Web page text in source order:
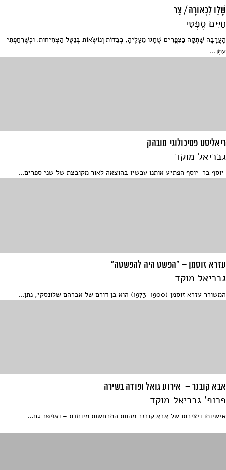
שָׁלֵו לִכְאוֹרָה / צַר
חַיִּים סֶפְטִי
הָעֲרָבָה שָׁתְקָה כַּצִּפֳּרִים שֶׁחָגוּ מֵעָלֶיהָ, כְּבֵדוֹת וְנוֹשְׂאוֹת בְּנֵטֶל הַצְּחִיחוּת. וּכְשֶׁרִחַפְתִּי
עִמָּן...
ריאליסט פסיכולוגי מובהק
גבריאל מוקד
יוסף בר-יוסף הפתיע אותנו עכשיו בהוצאה לאור מקובצת של שני ספרים...
עזרא זוסמן – "הפשט היה להפשטה"
גבריאל מוקד
המשורר עזרא זוסמן (1973-1900) הוא בן דורם של אברהם שלונסקי, נתן...
אבא קובנר – אירוע גואל ופודה בשירה
פרופ' גבריאל מוקד
אישיותו ויצירתו של אבא קובנר מהוות התרחשות מיוחדת – ואפשר גם...